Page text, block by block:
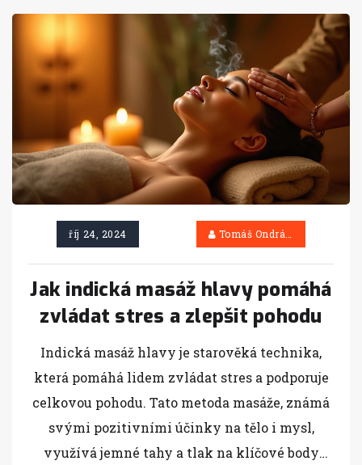
celkovou pohodu. Praktikuje se jak v
profesionálních salónech, tak i doma. Naučte
se základní techniky, abyste mohli využít
přínosy této terapie sami.
říj 24, 2024 Tomáš Ondráček
Jak indická masáž hlavy pomáhá
zvládat stres a zlepšit pohodu
Indická masáž hlavy je starověká technika,
která pomáhá lidem zvládat stres a podporuje
celkovou pohodu. Tato metoda masáže, známá
svými pozitivními účinky na tělo i mysl,
využívá jemné tahy a tlak na klíčové body